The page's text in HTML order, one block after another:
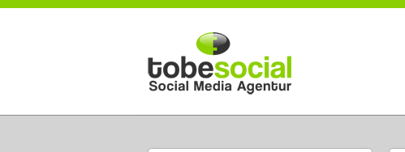
Direkt zum Inhalt